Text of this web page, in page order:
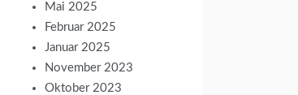
Mai 2025
Februar 2025
Januar 2025
November 2023
Oktober 2023